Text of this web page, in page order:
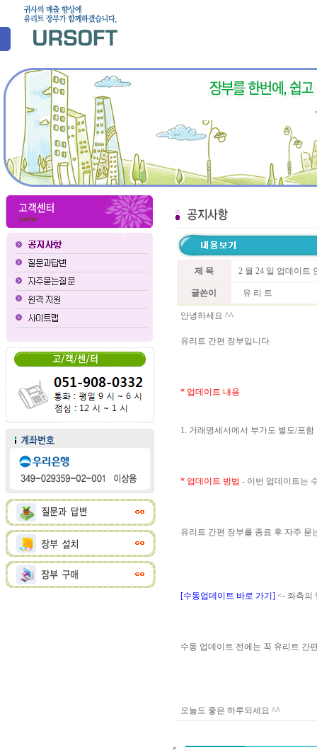
제 목 2 월 24 일 업데이트
글쓴이 유 리 트
안녕하세요 ^^
유리트 간편 장부입니다
* 업데이트 내용
1. 거래명세서에서 부가도 별도/포
* 업데이트 방법 - 이번 업데이트는
유리트 간편 장부를 종료 후 자주
[수동업데이트 바로 가기] <- 좌측의
수동 업데이트 전에는 꼭 유리트 간
오늘도 좋은 하루되세요 ^^